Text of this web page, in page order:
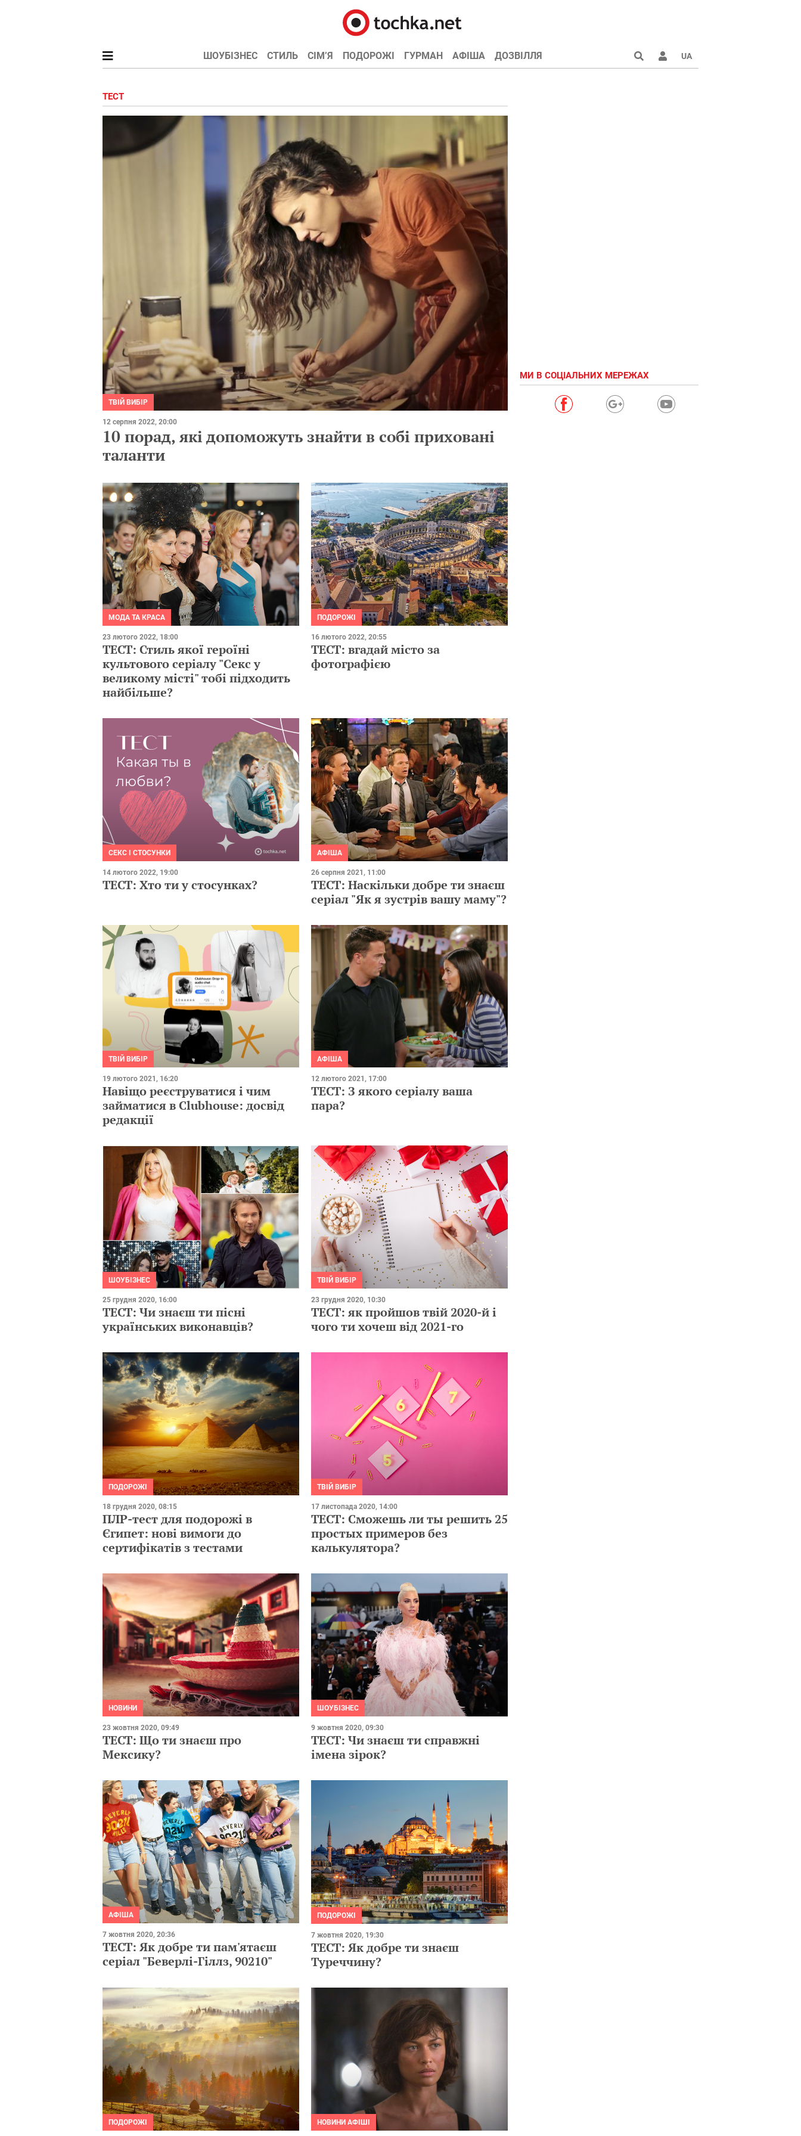
ШОУБІЗНЕС СТИЛЬ СІМ’Я ПОДОРОЖІ ГУРМАН АФІША ДОЗВІЛЛЯ UA
ТЕСТ
ТВІЙ ВИБІР
12 серпня 2022, 20:00
10 порад, які допоможуть знайти в собі приховані
таланти
МОДА ТА КРАСА
23 лютого 2022, 18:00
ТЕСТ: Стиль якої героїні
культового серіалу "Секс у
великому місті" тобі підходить
найбільше?
ПОДОРОЖІ
16 лютого 2022, 20:55
ТЕСТ: вгадай місто за
фотографією
СЕКС І СТОСУНКИ
14 лютого 2022, 19:00
ТЕСТ: Хто ти у стосунках?
АФІША
26 серпня 2021, 11:00
ТЕСТ: Наскільки добре ти знаєш
серіал "Як я зустрів вашу маму"?
ТВІЙ ВИБІР
19 лютого 2021, 16:20
Навіщо реєструватися і чим
займатися в Clubhouse: досвід
редакції
АФІША
12 лютого 2021, 17:00
ТЕСТ: З якого серіалу ваша
пара?
ШОУБІЗНЕС
25 грудня 2020, 16:00
ТЕСТ: Чи знаєш ти пісні
українських виконавців?
ТВІЙ ВИБІР
23 грудня 2020, 10:30
ТЕСТ: як пройшов твій 2020-й і
чого ти хочеш від 2021-го
ПОДОРОЖІ
18 грудня 2020, 08:15
ПЛР-тест для подорожі в
Єгипет: нові вимоги до
сертифікатів з тестами
ТВІЙ ВИБІР
17 листопада 2020, 14:00
ТЕСТ: Сможешь ли ты решить 25
простых примеров без
калькулятора?
НОВИНИ
23 жовтня 2020, 09:49
ТЕСТ: Що ти знаєш про
Мексику?
ШОУБІЗНЕС
9 жовтня 2020, 09:30
ТЕСТ: Чи знаєш ти справжні
імена зірок?
АФІША
7 жовтня 2020, 20:36
ТЕСТ: Як добре ти пам'ятаєш
серіал "Беверлі-Гіллз, 90210"
ПОДОРОЖІ
7 жовтня 2020, 19:30
ТЕСТ: Як добре ти знаєш
Туреччину?
ПОДОРОЖІ НОВИНИ АФІШІ
МИ В СОЦІАЛЬНИХ МЕРЕЖАХ